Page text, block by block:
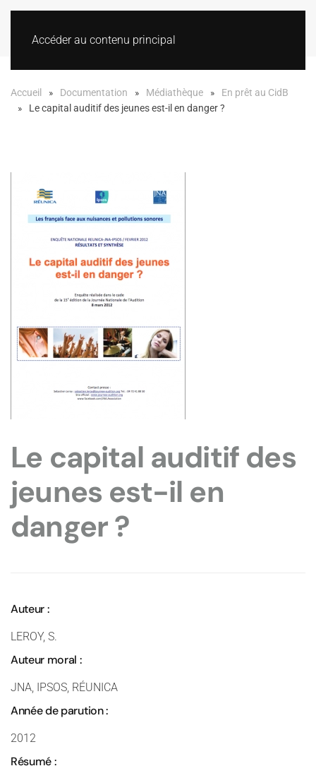
Accéder au contenu principal
Accueil Documentation Médiathèque
En prêt au CidB
Le capital auditif des jeunes est-il en danger ?
Le capital auditif des
jeunes est-il en
danger ?
Auteur :
LEROY, S.
Auteur moral :
JNA, IPSOS, RÉUNICA
Année de parution :
2012
Résumé :